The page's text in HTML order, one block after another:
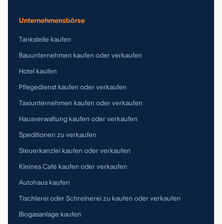
Unternehmensbörse
Tankstelle kaufen
Bauunternehmen kaufen oder verkaufen
Hotel kaufen
Pflegedienst kaufen oder verkaufen
Taxiunternehmen kaufen oder verkaufen
Hausverwaltung kaufen oder verkaufen
Speditionen zu verkaufen
Steuerkanzlei kaufen oder verkaufen
Kleines Café kaufen oder verkaufen
Autohaus kaufen
Tischlerei oder Schreinerei zu kaufen oder verkaufen
Biogasanlage kaufen